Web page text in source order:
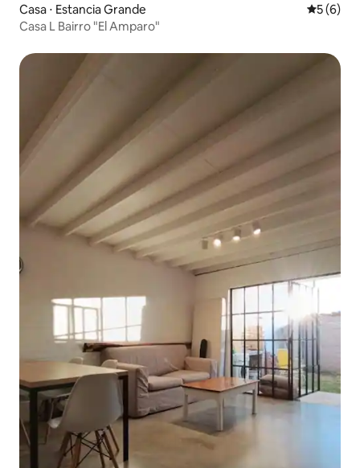
Casa ⋅ Estancia Grande 5 de
5 (6)
Casa L Bairro "El Amparo"